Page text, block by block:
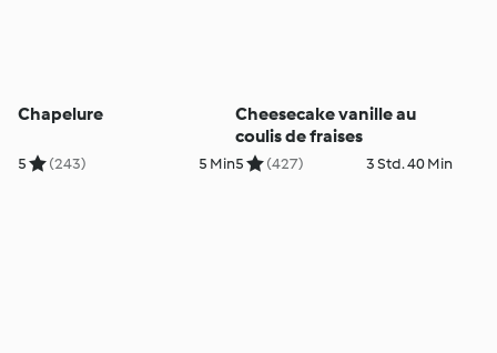
Chapelure
5 (243) 5 Min
Cheesecake vanille au
coulis de fraises
5 (427) 3 Std. 40 Min